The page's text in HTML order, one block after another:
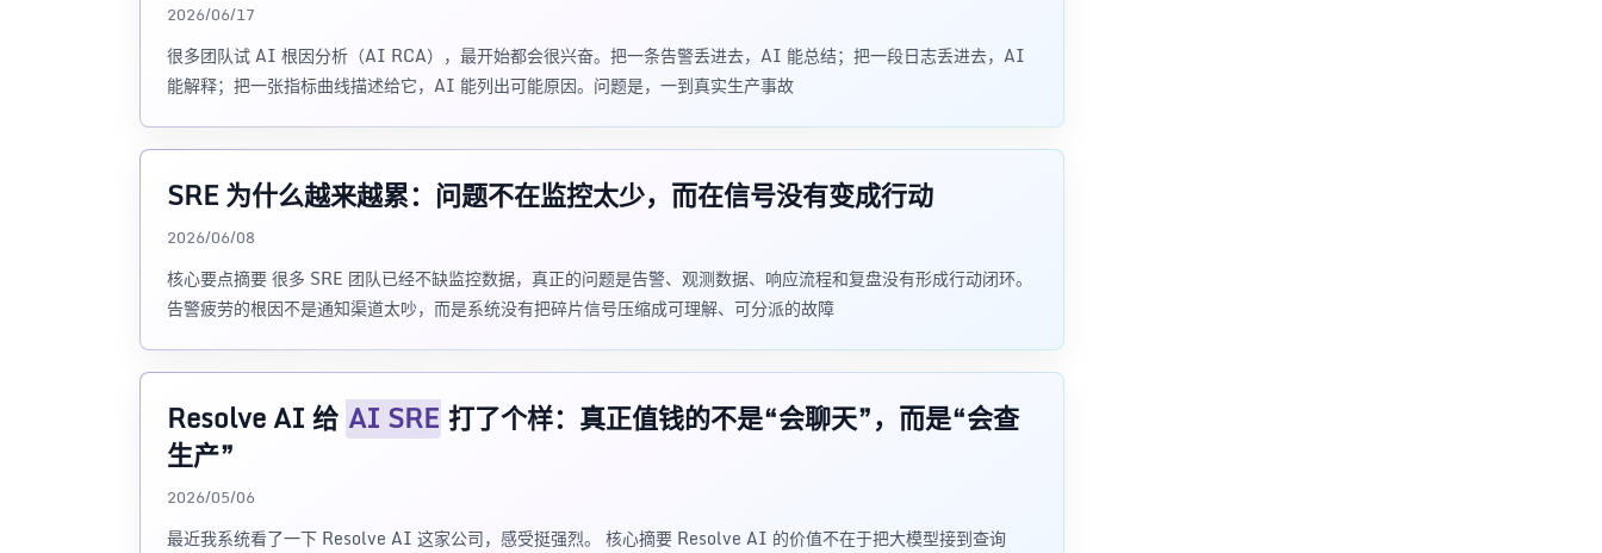
2026/06/17
很多团队试 AI 根因分析（AI RCA），最开始都会很兴奋。把一条告警丢进去，AI 能总结；把一段日志丢进去，AI
能解释；把一张指标曲线描述给它，AI 能列出可能原因。问题是，一到真实生产事故
SRE 为什么越来越累：问题不在监控太少，而在信号没有变成行动
2026/06/08
核心要点摘要 很多 SRE 团队已经不缺监控数据，真正的问题是告警、观测数据、响应流程和复盘没有形成行动闭环。
告警疲劳的根因不是通知渠道太吵，而是系统没有把碎片信号压缩成可理解、可分派的故障
Resolve AI 给 AI SRE 打了个样：真正值钱的不是“会聊天”，而是“会查
生产”
2026/05/06
最近我系统看了一下 Resolve AI 这家公司，感受挺强烈。 核心摘要 Resolve AI 的价值不在于把大模型接到查询